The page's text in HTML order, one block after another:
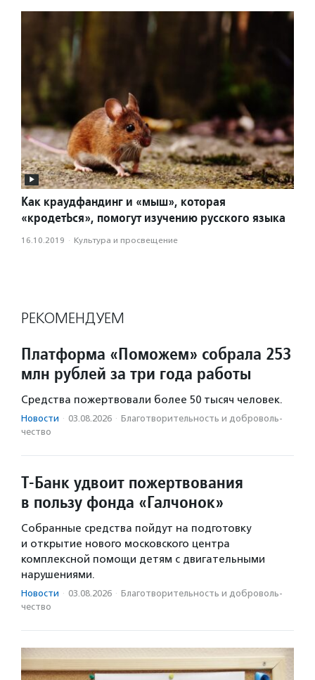
Как краудфандинг и «мыш», которая
«кродетЬся», помогут изучению русского языка
16.10.2019 · Культура и просвещение
РЕКОМЕНДУЕМ
Платформа «Поможем» собрала 253
млн рублей за три года работы
Средства пожертвовали более 50 тысяч человек.
Новости · 03.08.2026 · Благотвори­тель­ность и доброволь­
чест­во
Т-Банк удвоит пожертвования
в пользу фонда «Галчонок»
Собранные средства пойдут на подготовку
и открытие нового московского центра
комплексной помощи детям с двигательными
нарушениями.
Новости · 03.08.2026 · Благотвори­тель­ность и доброволь­
чест­во